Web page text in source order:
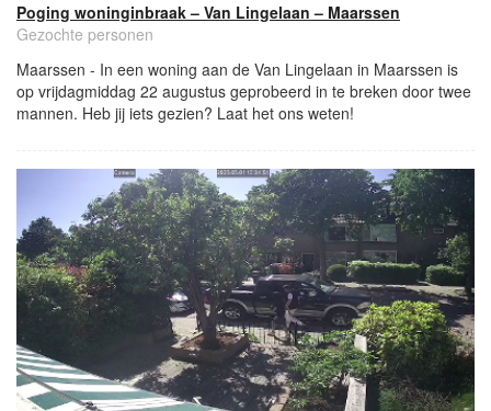
Poging woninginbraak – Van Lingelaan – Maarssen
Gezochte personen
Maarssen - In een woning aan de Van Lingelaan in Maarssen is
op vrijdagmiddag 22 augustus geprobeerd in te breken door twee
mannen. Heb jij iets gezien? Laat het ons weten!